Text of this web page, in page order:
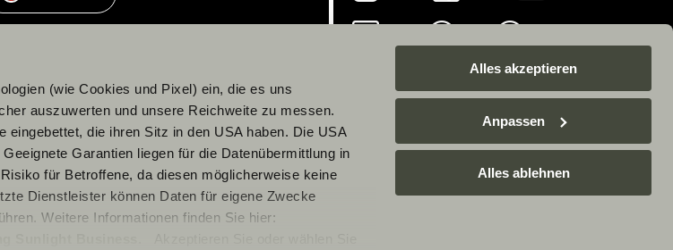
(wie Cookies und Pixel) ein, die es uns
auszuwerten und unsere Reichweite zu messen.
die ihren Sitz in den USA haben. Die USA
Garantien liegen für die Datenübermittlung in
für Betroffene, da diesen möglicherweise keine
Dienstleister können Daten für eigene Zwecke
Weitere Informationen finden Sie hier:
Alles akzeptieren
Anpassen
Alles ablehnen